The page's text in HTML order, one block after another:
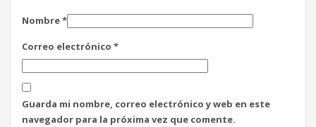
Nombre*
Correo electrónico *
Guarda mi nombre, correo electrónico y web en este
navegador para la próxima vez que comente.